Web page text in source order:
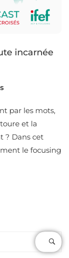
incarnée
par les mots,
et la
? Dans cet
le focusing